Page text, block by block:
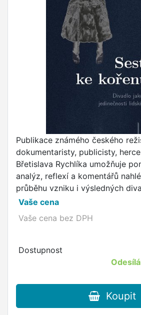
Publikace známého českého
dokumentaristy, publicisty,
Břetislava Rychlíka umožňuje
analýz, reflexí a komentářů
průběhu vzniku i výsledných
Vaše cena
Vaše cena bez DPH
Dostupnost
Koupit